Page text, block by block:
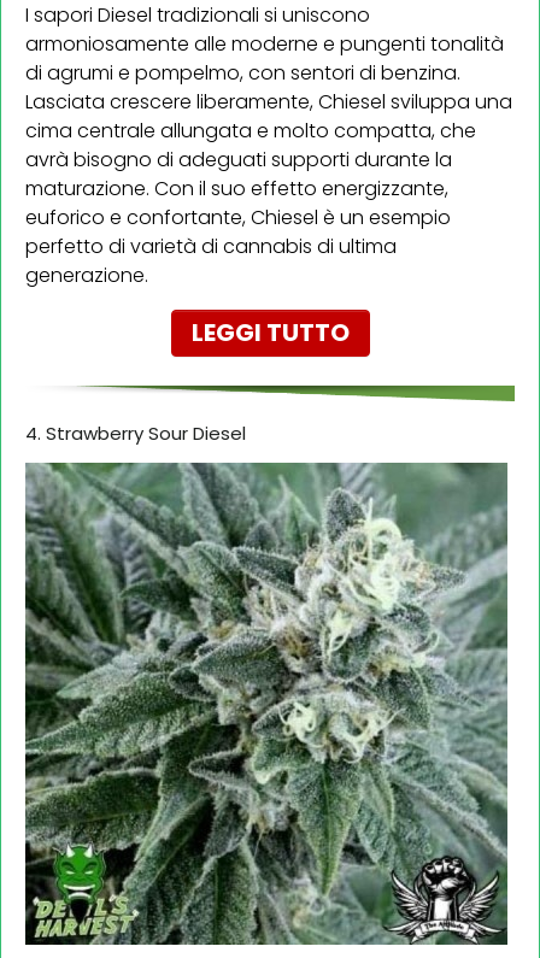
I sapori Diesel tradizionali si uniscono
armoniosamente alle moderne e pungenti tonalità
di agrumi e pompelmo, con sentori di benzina.
Lasciata crescere liberamente, Chiesel sviluppa una
cima centrale allungata e molto compatta, che
avrà bisogno di adeguati supporti durante la
maturazione. Con il suo effetto energizzante,
euforico e confortante, Chiesel è un esempio
perfetto di varietà di cannabis di ultima
generazione.
LEGGI TUTTO
4. Strawberry Sour Diesel